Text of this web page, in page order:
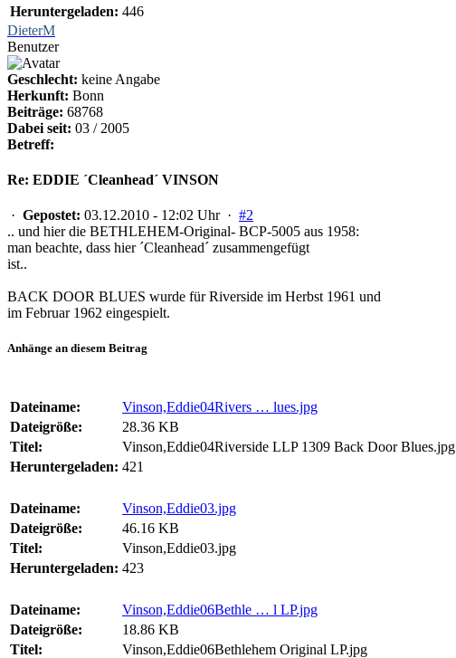
Heruntergeladen: 446
DieterM
Benutzer
Geschlecht: keine Angabe
Herkunft: Bonn
Beiträge: 68768
Dabei seit: 03 / 2005
Betreff:
Re: EDDIE ´Cleanhead´ VINSON
· Gepostet: 03.12.2010 - 12:02 Uhr · #2
.. und hier die BETHLEHEM-Original- BCP-5005 aus 1958:
man beachte, dass hier ´Cleanhead´ zusammengefügt
ist..
BACK DOOR BLUES wurde für Riverside im Herbst 1961 und
im Februar 1962 eingespielt.
Anhänge an diesem Beitrag
Dateiname:
Vinson,Eddie04Rivers … lues.jpg
Dateigröße:
28.36 KB
Titel:
Vinson,Eddie04Riverside LLP 1309 Back Door Blues.jpg
Heruntergeladen: 421
Dateiname:
Vinson,Eddie03.jpg
Dateigröße:
46.16 KB
Titel:
Vinson,Eddie03.jpg
Heruntergeladen: 423
Dateiname:
Vinson,Eddie06Bethle … l LP.jpg
Dateigröße:
18.86 KB
Titel:
Vinson,Eddie06Bethlehem Original LP.jpg